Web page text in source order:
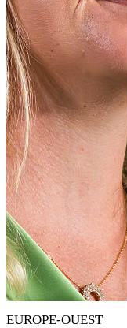
EUROPE-OUEST